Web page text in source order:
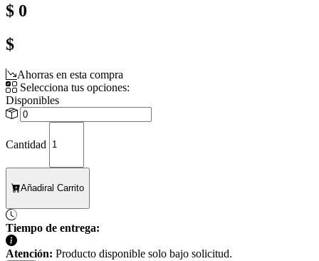
$ 0
$
Ahorras en esta compra
Selecciona tus opciones:
Disponibles
Cantidad
Añadiral Carrito
Tiempo de entrega:
Atención: Producto disponible solo bajo solicitud.